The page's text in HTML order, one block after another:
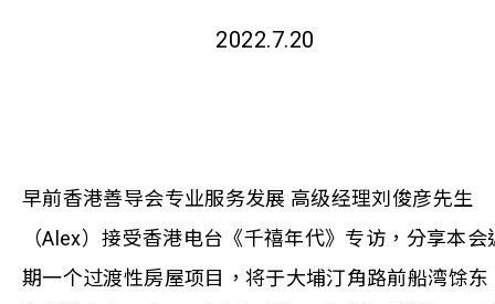
2022.7.20
早前香港善导会专业服务发展 高级经理刘俊彦先生
（Alex）接受香港电台《千禧年代》专访，分享本会
期一个过渡性房屋项目，将于大埔汀角路前船湾馀东